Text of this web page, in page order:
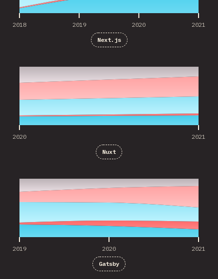
2018 2019 2020 2021
Next.js
2020 2021
Nuxt
2019 2020 2021
Gatsby